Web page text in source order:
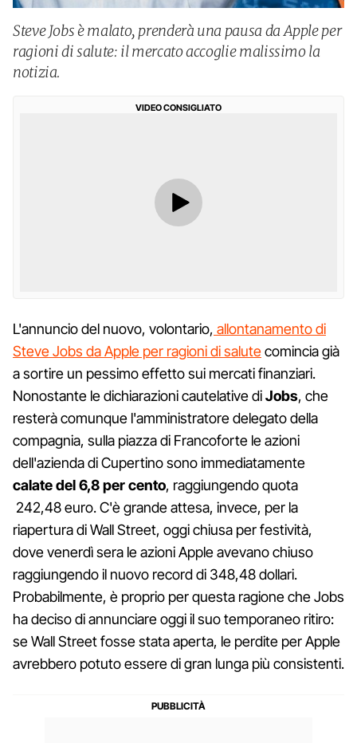
Steve Jobs è malato, prenderà una pausa da Apple per
ragioni di salute: il mercato accoglie malissimo la
notizia.
VIDEO CONSIGLIATO
L'annuncio del nuovo, volontario, allontanamento di
Steve Jobs da Apple per ragioni di salutecomincia già
a sortire un pessimo effetto sui mercati finanziari.
Nonostante le dichiarazioni cautelative diJobs, che
resterà comunque l'amministratore delegato della
compagnia, sulla piazza di Francoforte le azioni
dell'azienda di Cupertino sono immediatamente
calate del 6,8 per cento, raggiungendo quota
242,48 euro. C'è grande attesa, invece, per la
riapertura di Wall Street, oggi chiusa per festività,
dove venerdì sera le azioni Apple avevano chiuso
raggiungendo il nuovo record di 348,48 dollari.
Probabilmente, è proprio per questa ragione che Jobs
ha deciso di annunciare oggi il suo temporaneo ritiro:
se Wall Street fosse stata aperta, le perdite per Apple
avrebbero potuto essere di gran lunga più consistenti.